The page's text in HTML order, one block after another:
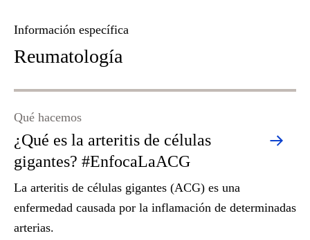
Información específica
Reumatología
¿Qué es la arteritis de células
gigantes? #EnfocaLaACG
Qué hacemos
La arteritis de células gigantes (ACG) es una
enfermedad causada por la inflamación de determinadas
arterias.